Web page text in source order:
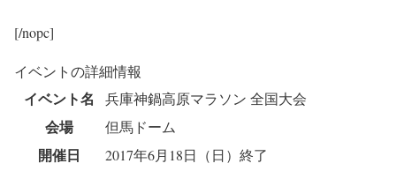
[/nopc]
イベントの詳細情報
イベント名 兵庫神鍋高原マラソン 全国大会
会場 但馬ドーム
開催日 2017年6月18日（日） 終了